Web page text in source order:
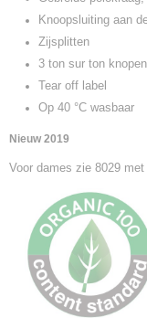
Knoopsluiting aan
Zijsplitten
3 ton sur ton knopen
Tear off label
Op 40 °C wasbaar
Nieuw 2019
Voor dames zie 8029